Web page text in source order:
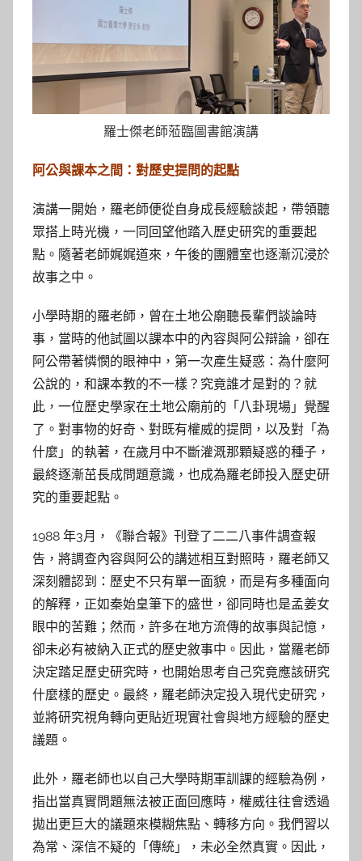
部
落
格
羅士傑老師蒞臨圖書館演講
阿公與課本之間：對歷史提問的起點
演講一開始，羅老師便從自身成長經驗談起，帶領聽
眾搭上時光機，一同回望他踏入歷史研究的重要起
點。隨著老師娓娓道來，午後的團體室也逐漸沉浸於
故事之中。
小學時期的羅老師，曾在土地公廟聽長輩們談論時
事，當時的他試圖以課本中的內容與阿公辯論，卻在
阿公帶著憐憫的眼神中，第一次產生疑惑：為什麼阿
公說的，和課本教的不一樣？究竟誰才是對的？就
此，一位歷史學家在土地公廟前的「八卦現場」覺醒
了。對事物的好奇、對既有權威的提問，以及對「為
什麼」的執著，在歲月中不斷灌溉那顆疑惑的種子，
最終逐漸茁長成問題意識，也成為羅老師投入歷史研
究的重要起點。
1988 年3月，《聯合報》刊登了二二八事件調查報
告，將調查內容與阿公的講述相互對照時，羅老師又
深刻體認到：歷史不只有單一面貌，而是有多種面向
的解釋，正如秦始皇筆下的盛世，卻同時也是孟姜女
眼中的苦難；然而，許多在地方流傳的故事與記憶，
卻未必有被納入正式的歷史敘事中。因此，當羅老師
決定踏足歷史研究時，也開始思考自己究竟應該研究
什麼樣的歷史。最終，羅老師決定投入現代史研究，
並將研究視角轉向更貼近現實社會與地方經驗的歷史
議題。
此外，羅老師也以自己大學時期軍訓課的經驗為例，
指出當真實問題無法被正面回應時，權威往往會透過
拋出更巨大的議題來模糊焦點、轉移方向。我們習以
為常、深信不疑的「傳統」，未必全然真實。因此，